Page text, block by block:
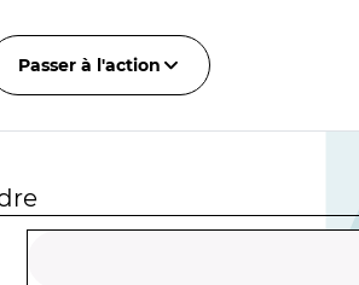
Passer à l'action